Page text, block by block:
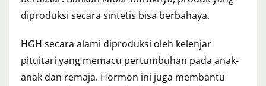
diproduksi secara sintetis bisa berbahaya.
HGH secara alami diproduksi oleh kelenjar
pituitari yang memacu pertumbuhan pada anak-
anak dan remaja. Hormon ini juga membantu